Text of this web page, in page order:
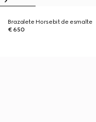
Brazalete Horsebit de esmalte
€ 650